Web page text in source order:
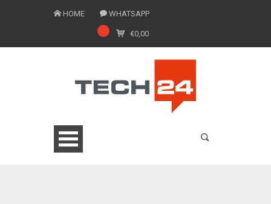
HOME WHATSAPP
€0,00